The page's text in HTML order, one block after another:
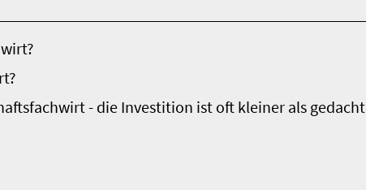
- die Investition ist oft kleiner als gedacht